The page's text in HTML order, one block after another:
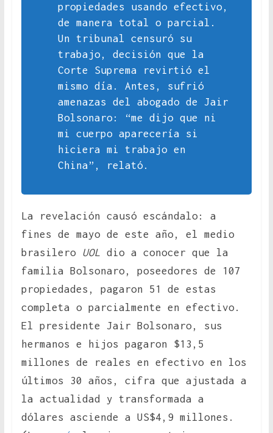
propiedades usando efectivo,
de manera total o parcial.
Un tribunal censuró su
trabajo, decisión que la
Corte Suprema revirtió el
mismo día. Antes, sufrió
amenazas del abogado de Jair
Bolsonaro: “me dijo que ni
mi cuerpo aparecería si
hiciera mi trabajo en
China”, relató.
La revelación causó escándalo: a
fines de mayo de este año, el medio
brasilero UOL dio a conocer que la
familia Bolsonaro, poseedores de 107
propiedades, pagaron 51 de estas
completa o parcialmente en efectivo.
El presidente Jair Bolsonaro, sus
hermanos e hijos pagaron $13,5
millones de reales en efectivo en los
últimos 30 años, cifra que ajustada a
la actualidad y transformada a
dólares asciende a US$4,9 millones.